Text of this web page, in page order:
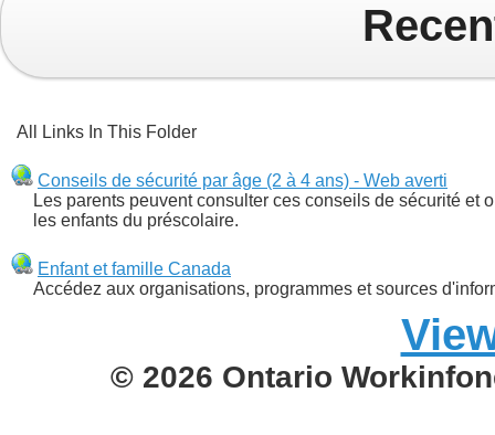
All Links In This Folder
Conseils de sécurité par âge (2 à 4 ans) - Web averti
Les parents peuvent consulter ces conseils de sécurité
les enfants du préscolaire.
Enfant et famille Canada
Accédez aux organisations, programmes et sources
© 2026 Ontario